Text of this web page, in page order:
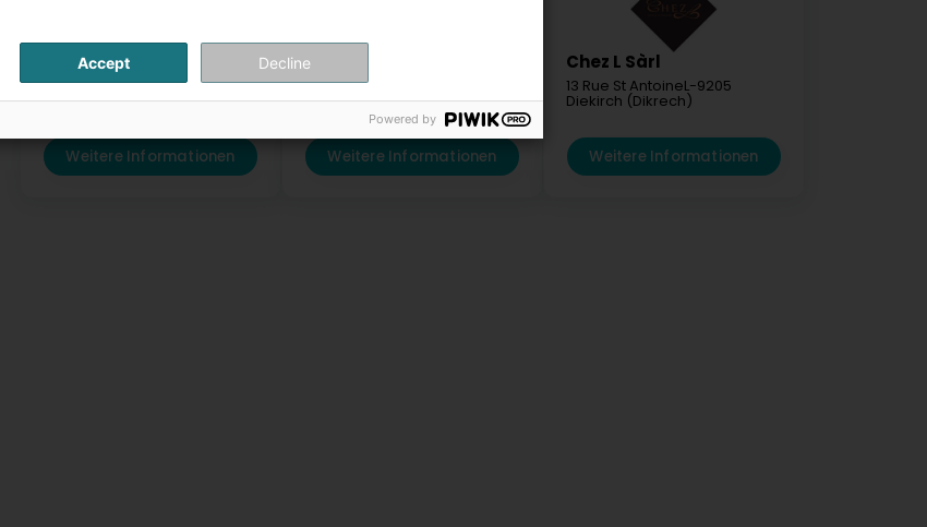
Boutique Activ By
Bamberg
40-42 Grand-RueL-9050
Weitere Informationen
Miss Sybel Fashion Sàrl
4 Rue Wurth-Paquet
Luxembourg (Lëtzebuerg)
Weitere Informationen
Chez L Sàrl
13 Rue St AntoineL-9205
Diekirch (Dikrech)
Weitere Informationen
Accept Decline
Powered by